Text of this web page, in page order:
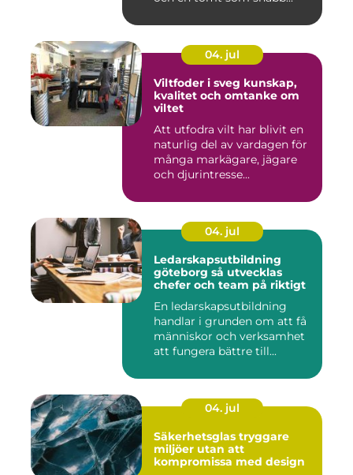
04. jul
Viltfoder i sveg kunskap,
kvalitet och omtanke om
viltet
Att utfodra vilt har blivit en
naturlig del av vardagen för
många markägare, jägare
och djurintresse...
04. jul
Ledarskapsutbildning
göteborg så utvecklas
chefer och team på riktigt
En ledarskapsutbildning
handlar i grunden om att få
människor och verksamhet
att fungera bättre till...
04. jul
Säkerhetsglas tryggare
miljöer utan att
kompromissa med design